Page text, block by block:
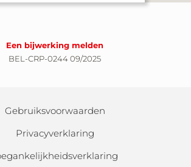
Een bijwerking melden
BEL-CRP-0244 09/2025
Gebruiksvoorwaarden
Privacyverklaring